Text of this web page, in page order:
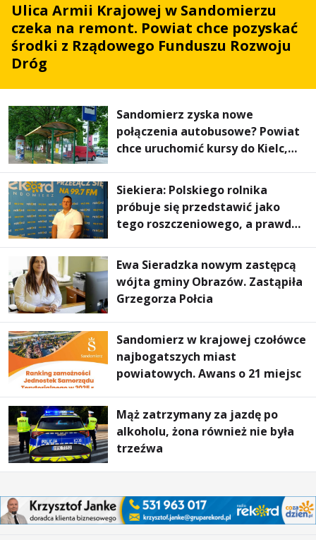
Ulica Armii Krajowej w Sandomierzu
czeka na remont. Powiat chce pozyskać
środki z Rządowego Funduszu Rozwoju
Dróg
Sandomierz zyska nowe
połączenia autobusowe? Powiat
chce uruchomić kursy do Kielc,
Siekiera: Polskiego rolnika
próbuje się przedstawić jako
tego roszczeniowego, a prawda
Ewa Sieradzka nowym zastępcą
wójta gminy Obrazów. Zastąpiła
Grzegorza Połcia
Sandomierz w krajowej czołówce
najbogatszych miast
powiatowych. Awans o 21 miejsc
Mąż zatrzymany za jazdę po
alkoholu, żona również nie była
trzeźwa